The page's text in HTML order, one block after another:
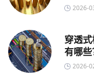
2026-
穿透
有哪些
2026-